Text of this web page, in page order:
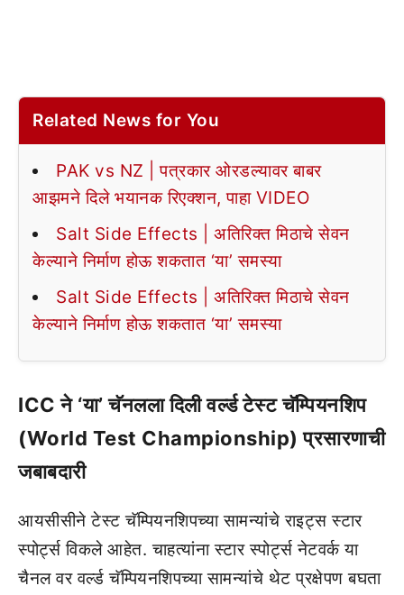
Related News for You
PAK vs NZ | पत्रकार ओरडल्यावर बाबर
आझमने दिले भयानक रिएक्शन, पाहा VIDEO
Salt Side Effects | अतिरिक्त मिठाचे सेवन
केल्याने निर्माण होऊ शकतात ‘या’ समस्या
Salt Side Effects | अतिरिक्त मिठाचे सेवन
केल्याने निर्माण होऊ शकतात ‘या’ समस्या
ICC ने ‘या’ चॅनलला दिली वर्ल्ड टेस्ट चॅम्पियनशिप
(World Test Championship) प्रसारणाची
जबाबदारी
आयसीसीने टेस्ट चॅम्पियनशिपच्या सामन्यांचे राइट्स स्टार
स्पोर्ट्स विकले आहेत. चाहत्यांना स्टार स्पोर्ट्स नेटवर्क या
चैनल वर वर्ल्ड चॅम्पियनशिपच्या सामन्यांचे थेट प्रक्षेपण बघता